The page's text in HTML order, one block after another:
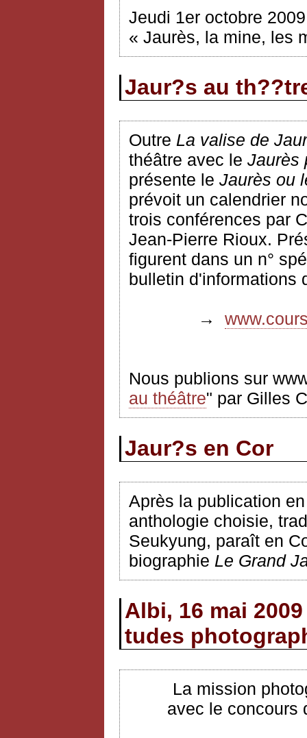
Jeudi 1er octobre
« Jaurès, la mine, les
Jaur?s au
Outre La valise de
théâtre avec le Jaurès
présente le Jaurès ou
prévoit un calendrier
trois conférences par
Jean-Pierre Rioux.
figurent dans un n°
bulletin d'informations
→
Nous publions sur
au théâtre" par Gilles
Jaur?s en Cor
Après la publication
anthologie choisie,
Seukyung, paraît en
biographie Le Grand
Albi, 16 mai
tudes
La mission
avec le concours